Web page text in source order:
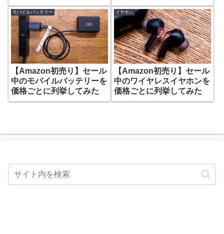
プロジェクター
せるUSB-Cポート2つのモ
バイルバッテリー
モバイルバッテリー
【Amazon初売り】セール
中のモバイルバッテリーを
価格ごとに列挙してみた
イヤホン
【Amazon初売り】セール
中のワイヤレスイヤホンを
価格ごとに列挙してみた